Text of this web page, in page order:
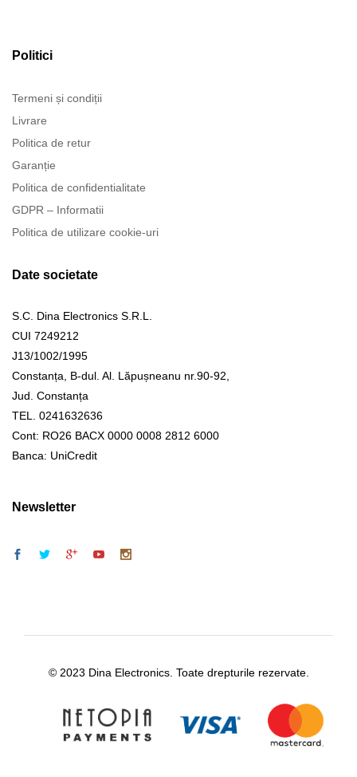
Politici
Termeni și condiții
Livrare
Politica de retur
Garanție
Politica de confidentialitate
GDPR – Informatii
Politica de utilizare cookie-uri
Date societate
S.C. Dina Electronics S.R.L.
CUI 7249212
J13/1002/1995
Constanța, B-dul. Al. Lăpușneanu nr.90-92,
Jud. Constanța
TEL. 0241632636
Cont: RO26 BACX 0000 0008 2812 6000
Banca: UniCredit
Newsletter
© 2023 Dina Electronics. Toate drepturile rezervate.